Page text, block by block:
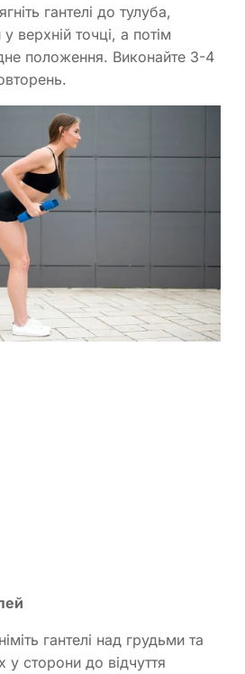
гантелі до тулуба,
верхній точці, а потім
положення. Виконайте 3-4
гантелі над грудьми та
у сторони до відчуття